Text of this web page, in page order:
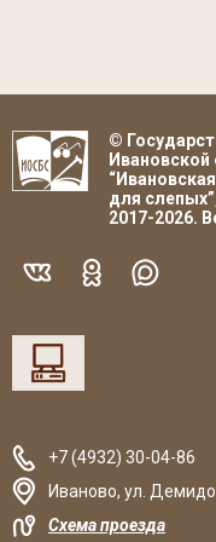
©
Ивановской
для
2017-2026.
+7 (4932) 30-04-86
Иваново, ул.
Схема проезда